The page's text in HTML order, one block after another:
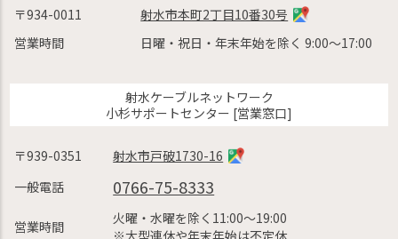
〒934-0011
射水市本町2丁目10番30号
営業時間
日曜・祝日・年末年始を除く 9:00〜17:00
射水ケーブルネットワーク
小杉サポートセンター [営業窓口]
〒939-0351
射水市戸破1730-16
一般電話
0766-75-8333
営業時間
火曜・水曜を除く11:00〜19:00
※大型連休や年末年始は不定休